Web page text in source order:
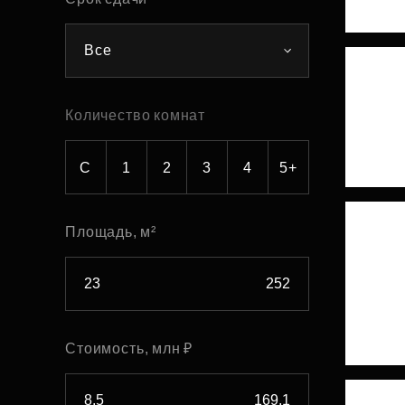
Рефинансирование
Все
Количество комнат
С 1 2 3 4 5+
Площадь, м²
Стоимость, млн ₽